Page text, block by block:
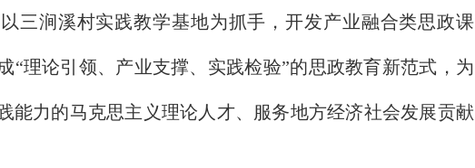
三涧溪村实践教学基地为抓手，开发产业融合类思政课
“理论引领、产业支撑、实践检验”的思政教育新范式，为
能力的马克思主义理论人才、服务地方经济社会发展贡献